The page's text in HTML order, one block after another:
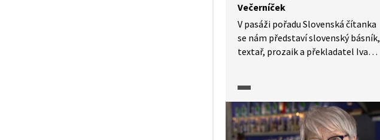
Večerníček
V pasáži pořadu Slovenská čítanka
se nám představí slovenský básník,
textař, prozaik a překladatel Ivan
jako dramaturg pro děti a mládež
ve Slovenské televizi.